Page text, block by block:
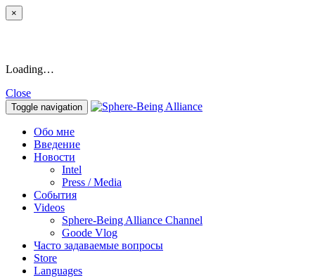
×
Loading…
Close
Toggle navigation
Обо мне
Введение
Новости
Intel
Press / Media
События
Videos
Sphere-Being Alliance Channel
Goode Vlog
Часто задаваемые вопросы
Store
Languages